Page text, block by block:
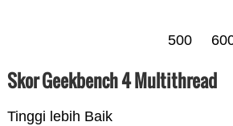
500
Skor Geekbench 4 Multithread
Tinggi lebih Baik